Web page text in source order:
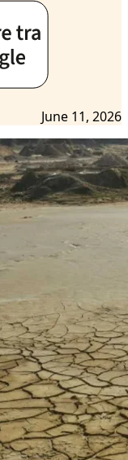
June 11, 2026